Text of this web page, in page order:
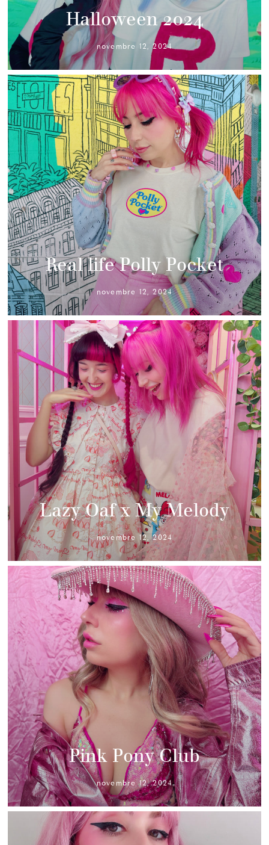
Halloween 2024
novembre 12, 2024
Real life Polly Pocket
novembre 12, 2024
Lazy Oaf x My Melody
novembre 12, 2024
Pink Pony Club
novembre 12, 2024